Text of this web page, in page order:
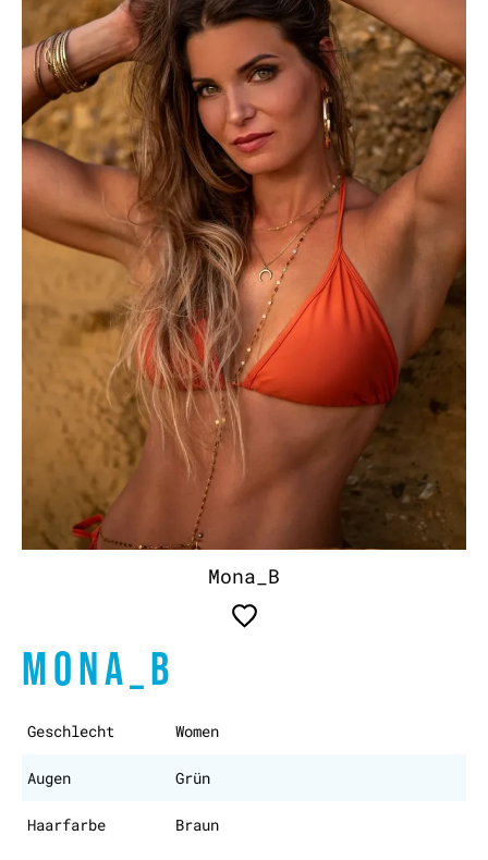
Mona_B
MONA_B
Geschlecht Women
Augen Grün
Haarfarbe Braun